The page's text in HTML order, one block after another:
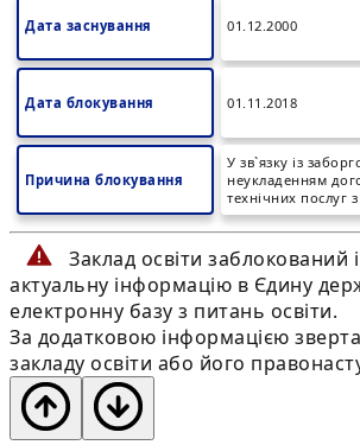
Дата заснування 01.12.2000
Дата блокування 01.11.2018
Причина блокування
У зв`язку із
неукладенням
технічних послуг
Заклад освіти заблокований
актуальну інформацію в Єдину
електронну базу з питань освіти.
За додатковою інформацією
закладу освіти або його